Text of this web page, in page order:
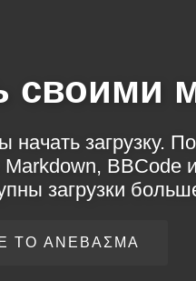
своими
загрузку.
BBCode
загрузки
ΤΟ ΑΝΈΒΑΣΜΑ